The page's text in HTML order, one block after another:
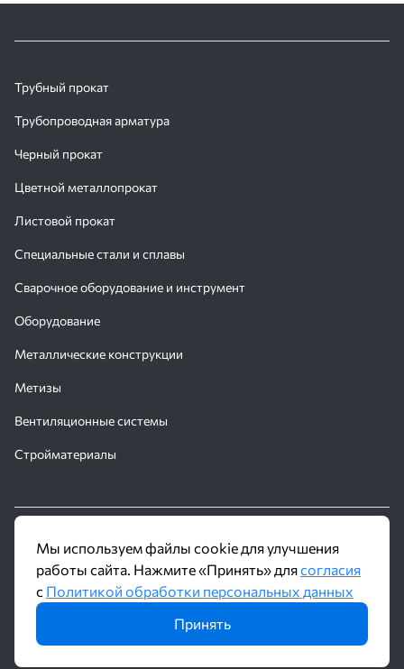
Трубный прокат
Трубопроводная арматура
Черный прокат
Цветной металлопрокат
Листовой прокат
Специальные стали и сплавы
Сварочное оборудование и инструмент
Оборудование
Металлические конструкции
Метизы
Вентиляционные системы
Стройматериалы
© 2016 - 2026 Производственное объединение «Трубное
Решение»
Политика обработки персональных данных
Информация на сайте не является публичной офертой и носит
ознакомительный характер. Наличие, описание и цены уточняйте у
Мы используем файлы cookie для улучшения
работы сайта. Нажмите «Принять» длясогласия
с Политикой обработки персональных данных
Принять